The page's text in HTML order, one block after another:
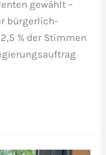
gewählt –
bürgerlich-
% der Stimmen